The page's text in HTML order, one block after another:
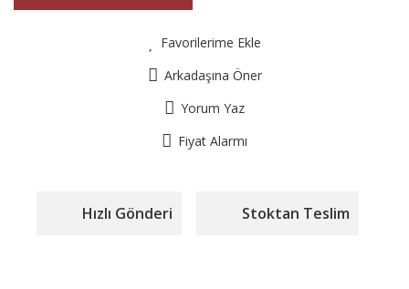
Favorilerime Ekle
Arkadaşına Öner
Yorum Yaz
Fiyat Alarmı
Hızlı Gönderi Stoktan Teslim